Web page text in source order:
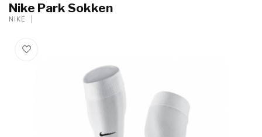
Nike Park Sokken
NIKE